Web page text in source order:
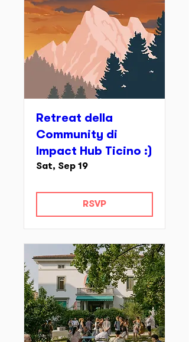
Retreat della
Community di
Impact Hub Ticino :)
Sat, Sep 19
RSVP